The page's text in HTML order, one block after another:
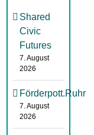
Shared
Civic
Futures
7. August
2026
Förderpott.Ruhr
7. August
2026